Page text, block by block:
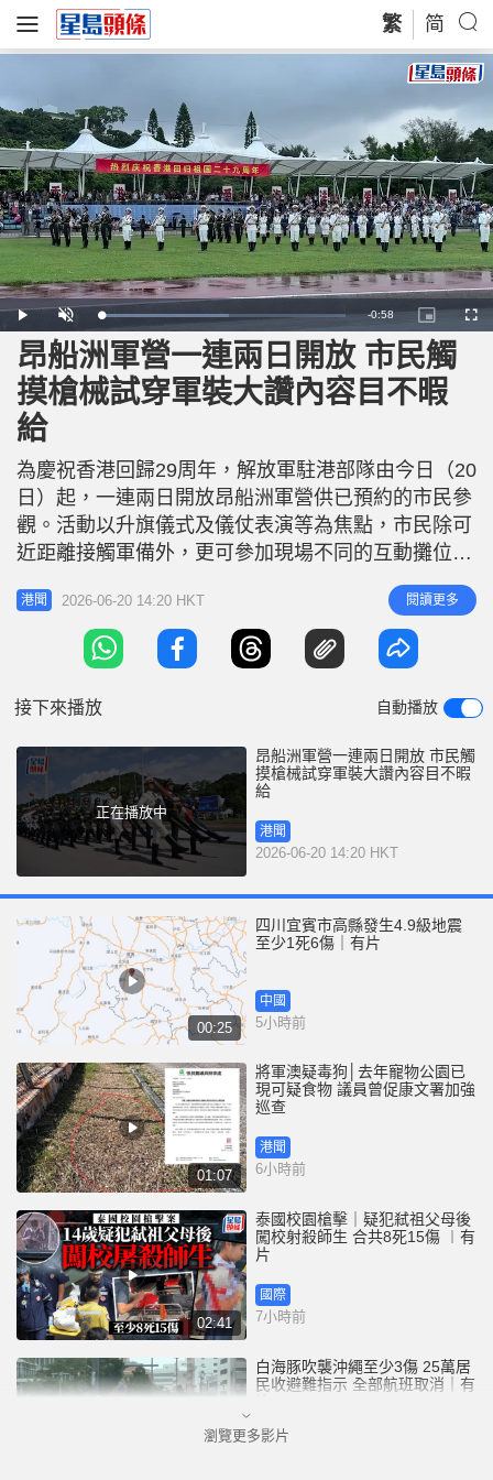
繁 简
P
l
a
y
U
n
m
u
t
e
L
o
a
d
e
d
:
5
R
e
m
n
i
n
-0:58
P
i
c
t
u
r
e
i
c
t
r
e
F
u
昂船洲軍營一連兩日開放 市民觸
摸槍械試穿軍裝大讚內容目不暇
給
為慶祝香港回歸29周年，解放軍駐港部隊由今日（20
日）起，一連兩日開放昂船洲軍營供已預約的市民參
觀。活動以升旗儀式及儀仗表演等為焦點，市民除可
近距離接觸軍備外，更可參加現場不同的互動攤位。
有市民帶同子女入場參觀，大讚活動內容「目不暇
給」。 軍營設互動攤位 供市民體驗軍備 《星島》記
者於今早8時半抵達昂船洲軍營，現場已有近百名市
民排隊等候入場。今日首日開放的活動包括國旗儀
港聞 2026-06-20 14:20 HKT 閱讀更多
接下來播放 自動播放
正在播放中
昂船洲軍營一連兩日開放 市民觸
摸槍械試穿軍裝大讚內容目不暇
給
港聞
2026-06-20 14:20 HKT
00:25
四川宜賓市高縣發生4.9級地震
至少1死6傷｜有片
中國
5小時前
01:07
將軍澳疑毒狗│去年寵物公園已
現可疑食物 議員曾促康文署加強
巡查
港聞
6小時前
02:41
泰國校園槍擊｜疑犯弒祖父母後
闖校射殺師生 合共8死15傷 ︱有
片
國際
7小時前
白海豚吹襲沖繩至少3傷 25萬居
民收避難指示 全部航班取消｜有
國際
瀏覽更多影片